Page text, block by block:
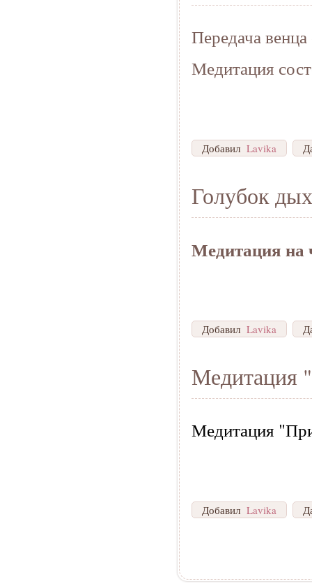
Передача
Медитация
Добавил Lavika
Голубок
Медитация на
Добавил Lavika
Медитация
Медитация
Добавил Lavika